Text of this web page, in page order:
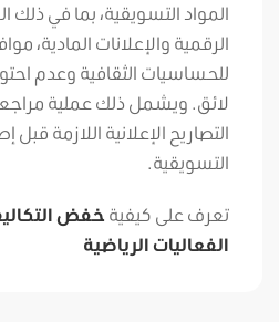
المواد التسويقية، بما في ذلك
الرقمية والإعلانات المادية،
للحساسيات الثقافية وعدم
لائق. ويشمل ذلك عملية
التصاريح الإعلانية اللازمة قبل
التسويقية.
تعرف على كيفية خفض
الفعاليات الرياضية